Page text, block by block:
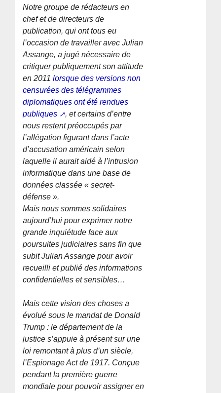
Notre groupe de rédacteurs en
chef et de directeurs de
publication, qui ont tous eu
l’occasion de travailler avec Julian
Assange, a jugé nécessaire de
critiquer publiquement son attitude
en 2011lorsque des versions non
censurées des télégrammes
diplomatiques ont été rendues
publiques
, et certains d’entre
nous restent préoccupés par
l’allégation figurant dans l’acte
d’accusation américain selon
laquelle il aurait aidé à l’intrusion
informatique dans une base de
données classée « secret-
défense ».
Mais nous sommes solidaires
aujourd’hui pour exprimer notre
grande inquiétude face aux
poursuites judiciaires sans fin que
subit Julian Assange pour avoir
recueilli et publié des informations
confidentielles et sensibles…
Mais cette vision des choses a
évolué sous le mandat de Donald
Trump : le département de la
justice s’appuie à présent sur une
loi remontant à plus d’un siècle,
l’Espionage Act de 1917. Conçue
pendant la première guerre
mondiale pour pouvoir assigner en